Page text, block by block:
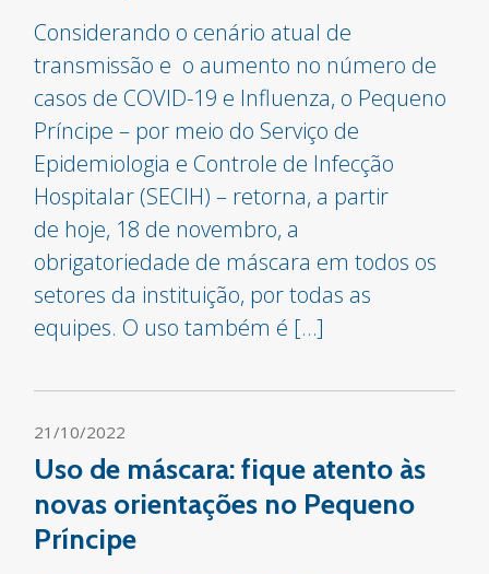
Considerando o cenário atual de
transmissão e o aumento no número de
casos de COVID-19 e Influenza, o Pequeno
Príncipe – por meio do Serviço de
Epidemiologia e Controle de Infecção
Hospitalar (SECIH) – retorna, a partir
de hoje, 18 de novembro, a
obrigatoriedade de máscara em todos os
setores da instituição, por todas as
equipes. O uso também é […]
21/10/2022
Uso de máscara: fique atento às
novas orientações no Pequeno
Príncipe